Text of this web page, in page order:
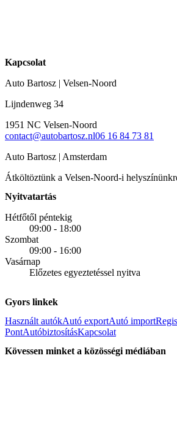
Kapcsolat
Auto Bartosz | Velsen-Noord
Lijndenweg 34
1951 NC Velsen-Noord
contact@autobartosz.nl06 16 84 73 81
Auto Bartosz | Amsterdam
Átköltöztünk a Velsen-Noord-i
Nyitvatartás
Hétfőtől péntekig
09:00 - 18:00
Szombat
09:00 - 16:00
Vasárnap
Előzetes egyeztetéssel nyitva
Gyors linkek
Használt autókAutó exportAutó import
PontAutóbiztosításKapcsolat
Kövessen minket a közösségi médiában